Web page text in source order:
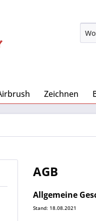
Zeichnen
AGB
Allgemeine
Stand: 18.08.2021